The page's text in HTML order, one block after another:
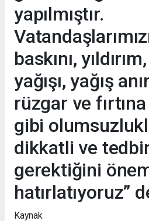
yapılmıştır.
baskını,
yağışı, yağış
rüzgar ve
gibi
dikkatli ve
gerektiğini
hatırlatıyoruz”
Kaynak